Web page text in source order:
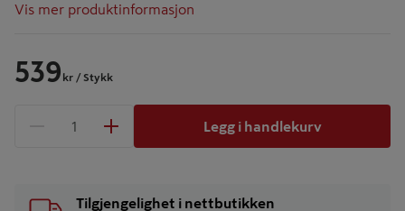
Vis mer produktinformasjon
539 kr / Stykk
1 produkter
Legg i handlekurv
Tilgjengelighet i nettbutikken